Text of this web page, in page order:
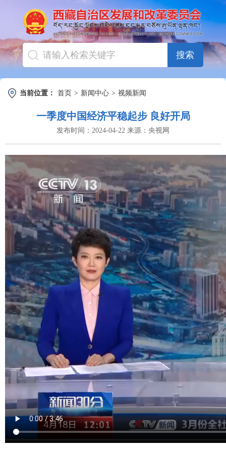
搜索
当前位置： 首页 > 新闻中心 > 视频新闻
一季度中国经济平稳起步 良好开局
发布时间： 2024-04-22 来源： 央视网